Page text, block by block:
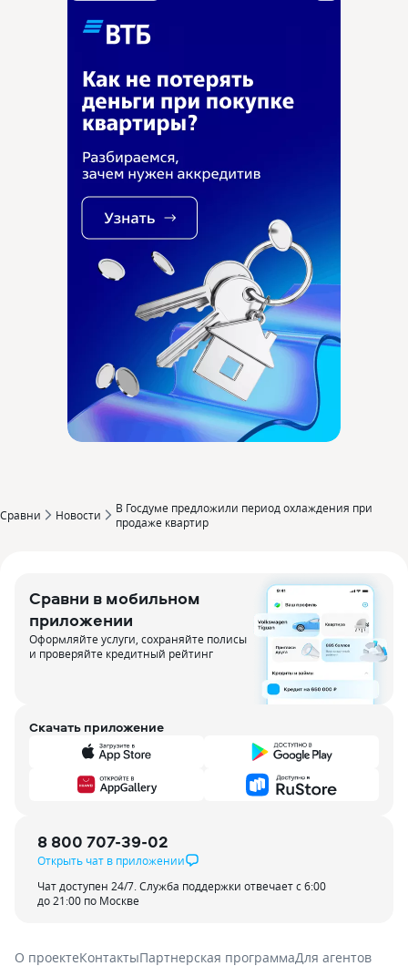
Сравни Новости
В Госдуме предложили период охлаждения при
продаже квартир
Сравни в мобильном
приложении
Оформляйте услуги, сохраняйте полисы
и проверяйте кредитный рейтинг
Скачать приложение
8 800 707-39-02
Открыть чат в приложении
Чат доступен 24/7. Служба поддержки отвечает с 6:00
до 21:00 по Москве
О проектеКонтактыПартнерская программаДля агентов